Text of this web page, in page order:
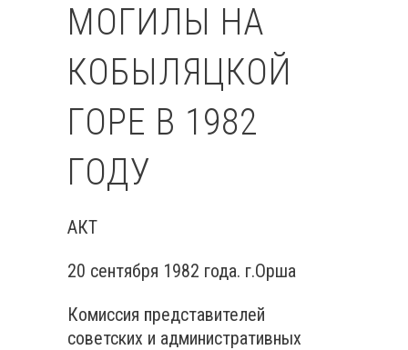
МОГИЛЫ НА
КОБЫЛЯЦКОЙ
ГОРЕ В 1982
ГОДУ
АКТ
20 сентября 1982 года. г.Орша
Комиссия представителей
советских и административных